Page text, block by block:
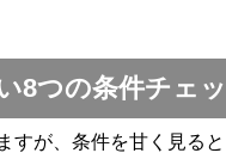
8つの条件チェ
が、条件を甘く見る